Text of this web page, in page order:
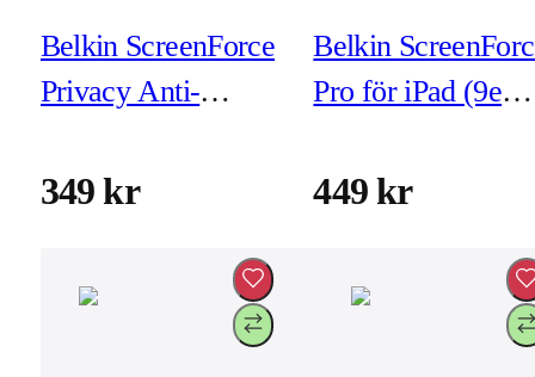
Belkin ScreenForce
Privacy Anti-
iPhone
(inkl montering)
349 kr
Belkin
Pro för iPad (9e
montering)
449 kr